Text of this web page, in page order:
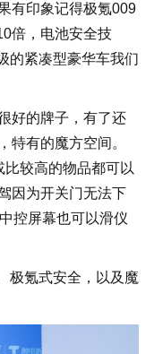
有印象记得极氪009
倍，电池安全技
的紧凑型豪华车我们
好的牌子，有了还
特有的魔方空间。
较高的物品都可以
因为开关门无法下
控屏幕也可以滑仪
氪式安全，以及魔